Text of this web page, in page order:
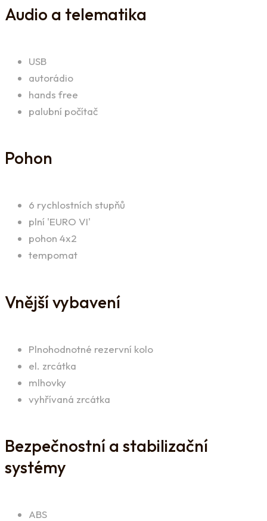
Audio a telematika
USB
autorádio
hands free
palubní počítač
Pohon
6 rychlostních stupňů
plní 'EURO VI'
pohon 4x2
tempomat
Vnější vybavení
Plnohodnotné rezervní kolo
el. zrcátka
mlhovky
vyhřívaná zrcátka
Bezpečnostní a stabilizační
systémy
ABS